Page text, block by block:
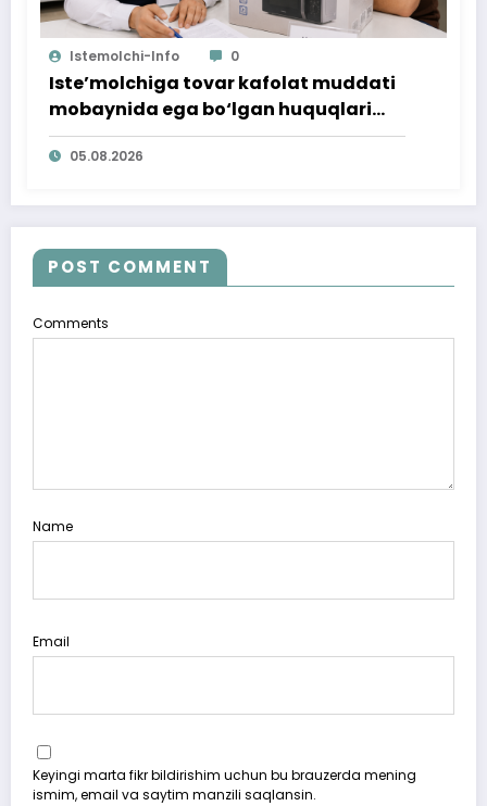
Istemolchi-Info 0
Iste’molchiga tovar kafolat muddati
mobaynida ega bo‘lgan huquqlari
ta’minlab berildi
05.08.2026
POST COMMENT
Comments
Name
Email
Keyingi marta fikr bildirishim uchun bu brauzerda mening
ismim, email va saytim manzili saqlansin.